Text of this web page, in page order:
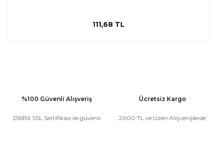
111,68 TL
%100 Güvenli Alışveriş
256Bit SSL Sertifikası ile güvenli
Ücretsiz Kargo
2000 TL ve Üzeri Alışverişlerde